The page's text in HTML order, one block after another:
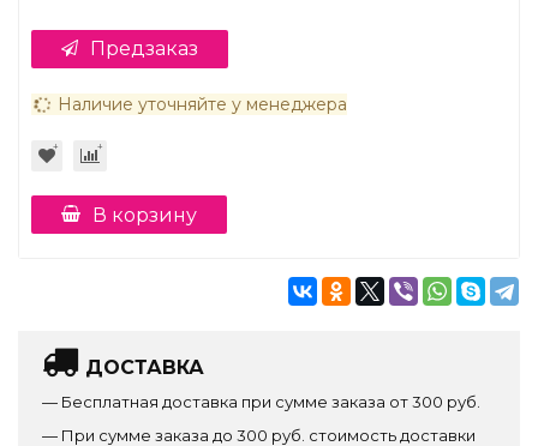
Предзаказ
Наличие уточняйте у менеджера
В корзину
ДОСТАВКА
— Бесплатная доставка при сумме заказа от 300 руб.
— При сумме заказа до 300 руб. стоимость доставки